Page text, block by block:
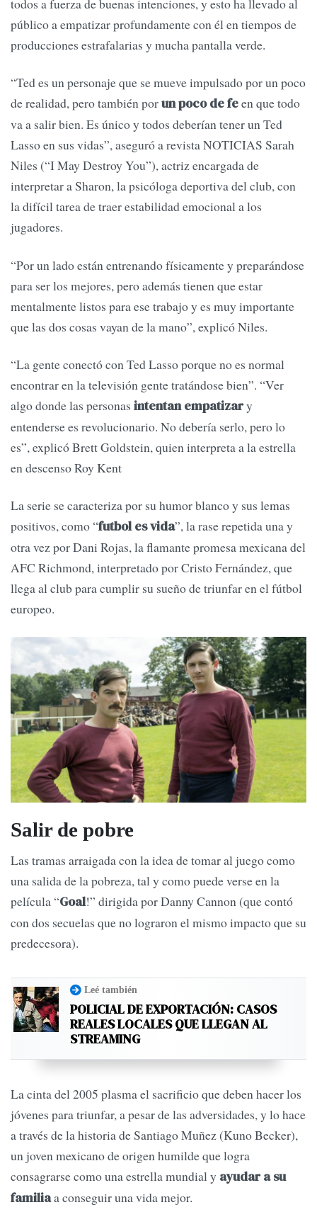
todos a fuerza de buenas intenciones, y esto ha llevado al
público a empatizar profundamente con él en tiempos de
producciones estrafalarias y mucha pantalla verde.
“Ted es un personaje que se mueve impulsado por un poco
de realidad, pero también porun poco de feen que todo
va a salir bien. Es único y todos deberían tener un Ted
Lasso en sus vidas”, aseguró a revista NOTICIAS Sarah
Niles (“I May Destroy You”), actriz encargada de
interpretar a Sharon, la psicóloga deportiva del club, con
la difícil tarea de traer estabilidad emocional a los
jugadores.
“Por un lado están entrenando físicamente y preparándose
para ser los mejores, pero además tienen que estar
mentalmente listos para ese trabajo y es muy importante
que las dos cosas vayan de la mano”, explicó Niles.
“La gente conectó con Ted Lasso porque no es normal
encontrar en la televisión gente tratándose bien”. “Ver
algo donde las personas intentan empatizary
entenderse es revolucionario. No debería serlo, pero lo
es”, explicó Brett Goldstein, quien interpreta a la estrella
en descenso Roy Kent
La serie se caracteriza por su humor blanco y sus lemas
positivos, como “futbol es vida”, la rase repetida una y
otra vez por Dani Rojas, la flamante promesa mexicana del
AFC Richmond, interpretado por Cristo Fernández, que
llega al club para cumplir su sueño de triunfar en el fútbol
europeo.
Salir de pobre
Las tramas arraigada con la idea de tomar al juego como
una salida de la pobreza, tal y como puede verse en la
película “Goal!” dirigida por Danny Cannon (que contó
con dos secuelas que no lograron el mismo impacto que su
predecesora).
Leé también
POLICIAL DE EXPORTACIÓN: CASOS
REALES LOCALES QUE LLEGAN AL
STREAMING
La cinta del 2005 plasma el sacrificio que deben hacer los
jóvenes para triunfar, a pesar de las adversidades, y lo hace
a través de la historia de Santiago Muñez (Kuno Becker),
un joven mexicano de origen humilde que logra
consagrarse como una estrella mundial y ayudar a su
familiaa conseguir una vida mejor.